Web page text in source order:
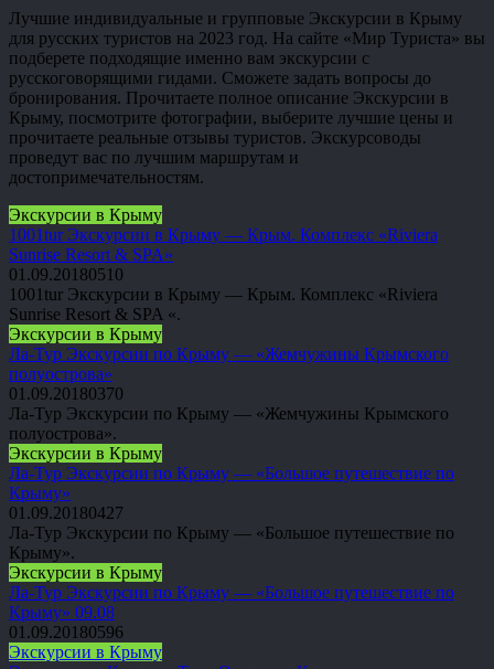
Лучшие индивидуальные и групповые Экскурсии в Крыму
для русских туристов на 2023 год. На сайте «Мир Туриста» вы
подберете подходящие именно вам экскурсии с
русскоговорящими гидами. Сможете задать вопросы до
бронирования. Прочитаете полное описание Экскурсии в
Крыму, посмотрите фотографии, выберите лучшие цены и
прочитаете реальные отзывы туристов. Экскурсоводы
проведут вас по лучшим маршрутам и
достопримечательностям.
Экскурсии в Крыму
1001tur Экскурсии в Крыму — Крым. Комплекс «Riviera
Sunrise Resort & SPA»
01.09.20180510
1001tur Экскурсии в Крыму — Крым. Комплекс «Riviera
Sunrise Resort & SPA «.
Экскурсии в Крыму
Ла-Тур Экскурсии по Крыму — «Жемчужины Крымского
полуострова»
01.09.20180370
Ла-Тур Экскурсии по Крыму — «Жемчужины Крымского
полуострова».
Экскурсии в Крыму
Ла-Тур Экскурсии по Крыму — «Большое путешествие по
Крыму»
01.09.20180427
Ла-Тур Экскурсии по Крыму — «Большое путешествие по
Крыму».
Экскурсии в Крыму
Ла-Тур Экскурсии по Крыму — «Большое путешествие по
Крыму» 09.08
01.09.20180596
Экскурсии в Крыму